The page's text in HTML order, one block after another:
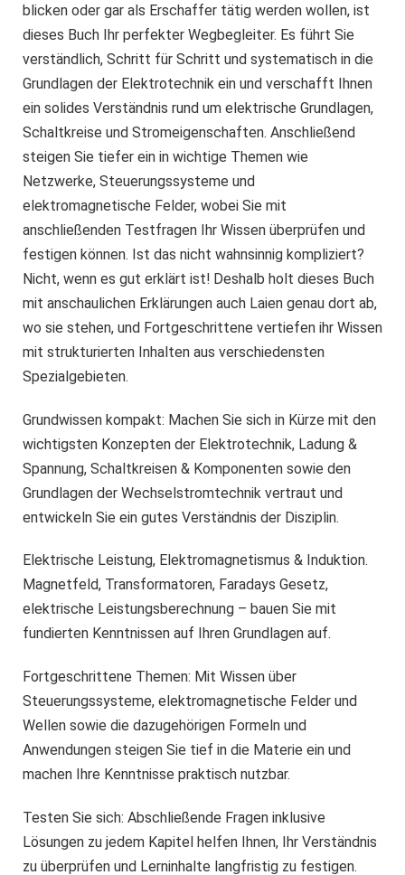
blicken oder gar als Erschaffer tätig werden wollen, ist
dieses Buch Ihr perfekter Wegbegleiter. Es führt Sie
verständlich, Schritt für Schritt und systematisch in die
Grundlagen der Elektrotechnik ein und verschafft Ihnen
ein solides Verständnis rund um elektrische Grundlagen,
Schaltkreise und Stromeigenschaften. Anschließend
steigen Sie tiefer ein in wichtige Themen wie
Netzwerke, Steuerungssysteme und
elektromagnetische Felder, wobei Sie mit
anschließenden Testfragen Ihr Wissen überprüfen und
festigen können. Ist das nicht wahnsinnig kompliziert?
Nicht, wenn es gut erklärt ist! Deshalb holt dieses Buch
mit anschaulichen Erklärungen auch Laien genau dort ab,
wo sie stehen, und Fortgeschrittene vertiefen ihr Wissen
mit strukturierten Inhalten aus verschiedensten
Spezialgebieten.
Grundwissen kompakt: Machen Sie sich in Kürze mit den
wichtigsten Konzepten der Elektrotechnik, Ladung &
Spannung, Schaltkreisen & Komponenten sowie den
Grundlagen der Wechselstromtechnik vertraut und
entwickeln Sie ein gutes Verständnis der Disziplin.
Elektrische Leistung, Elektromagnetismus & Induktion.
Magnetfeld, Transformatoren, Faradays Gesetz,
elektrische Leistungsberechnung – bauen Sie mit
fundierten Kenntnissen auf Ihren Grundlagen auf.
Fortgeschrittene Themen: Mit Wissen über
Steuerungssysteme, elektromagnetische Felder und
Wellen sowie die dazugehörigen Formeln und
Anwendungen steigen Sie tief in die Materie ein und
machen Ihre Kenntnisse praktisch nutzbar.
Testen Sie sich: Abschließende Fragen inklusive
Lösungen zu jedem Kapitel helfen Ihnen, Ihr Verständnis
zu überprüfen und Lerninhalte langfristig zu festigen.